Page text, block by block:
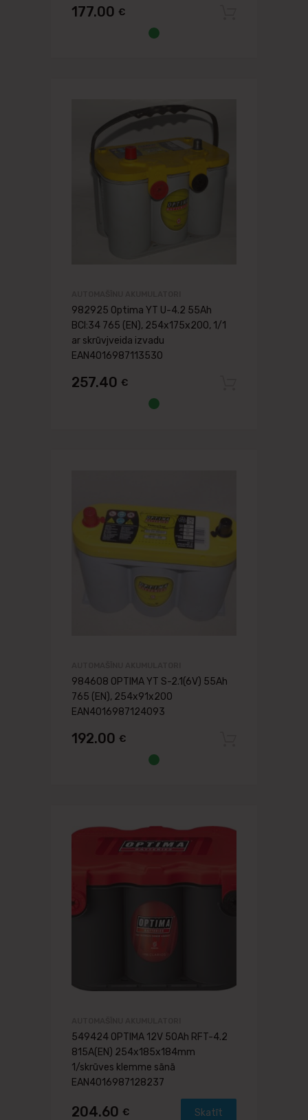
177.00 €
982925 Optima YT U-4.2 55Ah
BCI:34 765 (EN), 254x175x200, 1/1
ar skrūvjveida izvadu
EAN4016987113530
257.40 €
984608 OPTIMA YT S-2.1(6V) 55Ah
765 (EN), 254x91x200
EAN4016987124093
192.00 €
549424 OPTIMA 12V 50Ah RFT-4.2
815A(EN) 254x185x184mm
1/skrūves klemme sānā
EAN4016987128237
204.60 € Skatīt